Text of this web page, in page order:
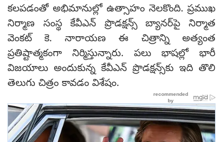
కలపడంతో అభిమానుల్లో ఉత్సాహం నెలకొంది. ప్రముఖ
నిర్మాణ సంస్థ కేవీఎన్ ప్రొడక్షన్స్ బ్యానర్‌పై నిర్మాత
వెంకట్ కె. నారాయణ ఈ చిత్రాన్ని అత్యంత
ప్రతిష్టాత్మకంగా నిర్మిస్తున్నారు. పలు భాషల్లో భారీ
విజయాలు అందుకున్న కేవీఎన్ ప్రొడక్షన్స్‌కు ఇది తొలి
తెలుగు చిత్రం కావడం విశేషం.